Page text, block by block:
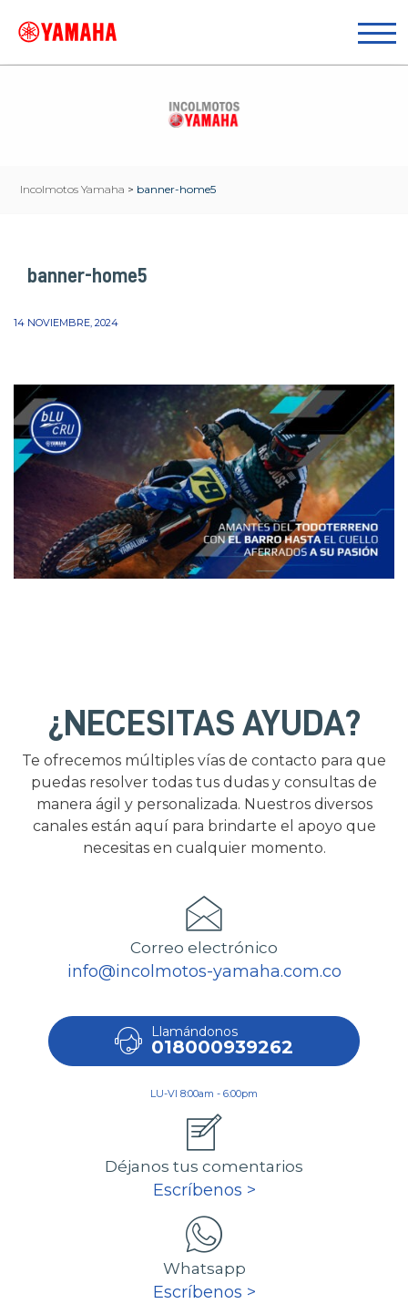
Incolmotos Yamaha > banner-home5
banner-home5
14 NOVIEMBRE, 2024
¿NECESITAS AYUDA?
Te ofrecemos múltiples vías de contacto para que
puedas resolver todas tus dudas y consultas de
manera ágil y personalizada. Nuestros diversos
canales están aquí para brindarte el apoyo que
necesitas en cualquier momento.
Correo electrónico
info@incolmotos-yamaha.com.co
Llamándonos
018000939262
LU-VI 8:00am - 6:00pm
Déjanos tus comentarios
Escríbenos >
Whatsapp
Escríbenos >